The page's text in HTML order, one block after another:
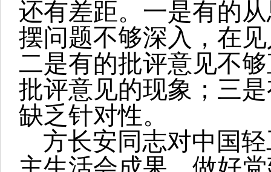
还有差距。一是有的
摆问题不够深入，在
二是有的批评意见不
批评意见的现象；三
缺乏针对性。
方长安同志对中国